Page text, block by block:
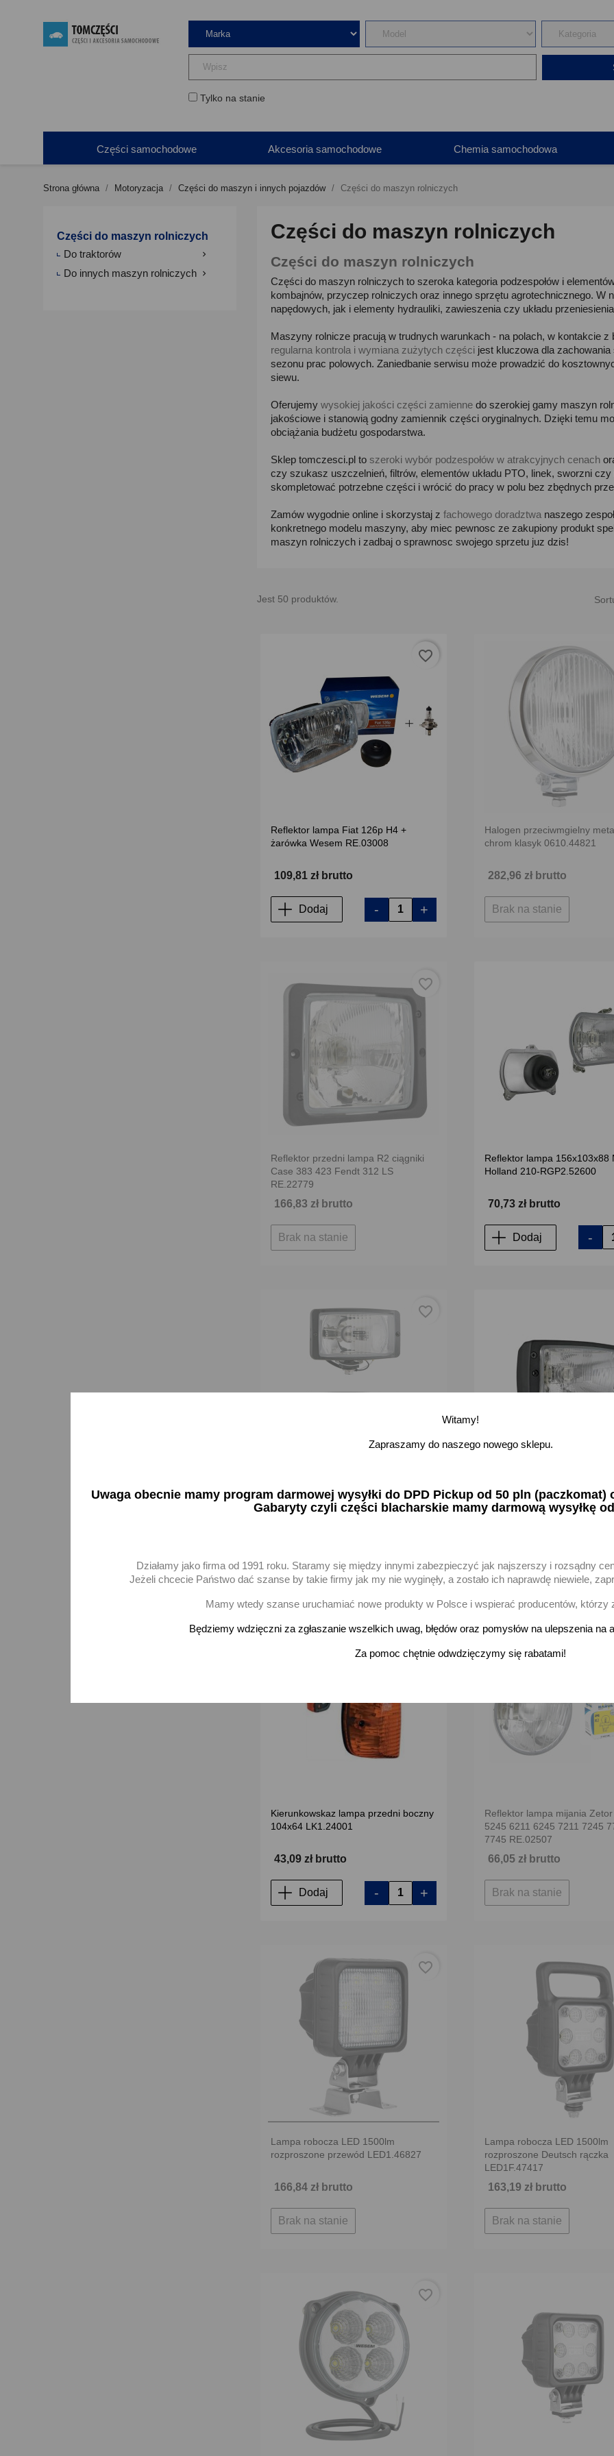
Tylko na stanie
Części samochodowe Akcesoria samochodowe Chemia samochodowa
Strona główna Motoryzacja Części do maszyn i innych pojazdów Części do maszyn rolniczych
Części do maszyn rolniczych
Do traktorów

Do innych maszyn rolniczych 
Części do maszyn rolniczych
Części do maszyn rolniczych
Części do maszyn rolniczych to szeroka kategoria podzespołów i
kombajnów, przyczep rolniczych oraz innego sprzętu agrotechnicznego. W
napędowych, jak i elementy hydrauliki, zawieszenia czy układu
Maszyny rolnicze pracują w trudnych warunkach - na polach, w kontakcie z
regularna kontrola i wymiana zużytych części jest kluczowa dla
sezonu prac polowych. Zaniedbanie serwisu może prowadzić do
siewu.
Oferujemy wysokiej jakości części zamienne do szerokiej gamy maszyn
jakościowe i stanowią godny zamiennik części oryginalnych. Dzięki temu
obciążania budżetu gospodarstwa.
Sklep tomczesci.pl to szeroki wybór podzespołów w atrakcyjnych cenach
czy szukasz uszczelnień, filtrów, elementów układu PTO, linek, sworzni
skompletować potrzebne części i wrócić do pracy w polu bez zbędnych
Zamów wygodnie online i skorzystaj z fachowego doradztwa naszego
konkretnego modelu maszyny, aby miec pewnosc ze zakupiony produkt
maszyn rolniczych i zadbaj o sprawnosc swojego sprzetu juz dzis!
Jest 50 produktów.
Reflektor lampa Fiat 126p H4 +
żarówka Wesem RE.03008
109,81 zł brutto
Dodaj - +
favorite_border
Halogen przeciwmgielny
chrom klasyk 0610.44821
282,96 zł brutto
Brak na stanie
Reflektor przedni lampa R2 ciągniki
Case 383 423 Fendt 312 LS
RE.22779
166,83 zł brutto
Brak na stanie
favorite_border
Reflektor lampa 156x103x88
Holland 210-RGP2.52600
70,73 zł brutto
Dodaj -
138x78mm komplet 2 sztuk
HM2.20073
Brak na stanie
favorite_border
obudowie ciągniki Zetor
RE.25777
Dodaj -
Kierunkowskaz lampa przedni boczny
104x64 LK1.24001
43,09 zł brutto
Dodaj - +
favorite_border
Reflektor lampa mijania Zetor
5245 6211 6245 7211 7245
7745 RE.02507
66,05 zł brutto
Brak na stanie
Lampa robocza LED 1500lm
rozproszone przewód LED1.46827
166,84 zł brutto
Brak na stanie
favorite_border
Lampa robocza LED 1500lm
rozproszone Deutsch rączka
LED1F.47417
163,19 zł brutto
Brak na stanie
favorite_border
Witamy!
Zapraszamy do naszego nowego sklepu.
Uwaga obecnie mamy program darmowej wysyłki do DPD Pickup od 50 pln
Gabaryty czyli części blacharskie mamy darmową wysyłkę
Działamy jako firma od 1991 roku. Staramy się między innymi zabezpieczyć jak najszerszy i rozsądny
Jeżeli chcecie Państwo dać szanse by takie firmy jak my nie wyginęły, a zostało ich naprawdę niewiele,
Mamy wtedy szanse uruchamiać nowe produkty w Polsce i wspierać producentów, którzy
Będziemy wdzięczni za zgłaszanie wszelkich uwag, błędów oraz pomysłów na ulepszenia na
Za pomoc chętnie odwdzięczymy się rabatami!